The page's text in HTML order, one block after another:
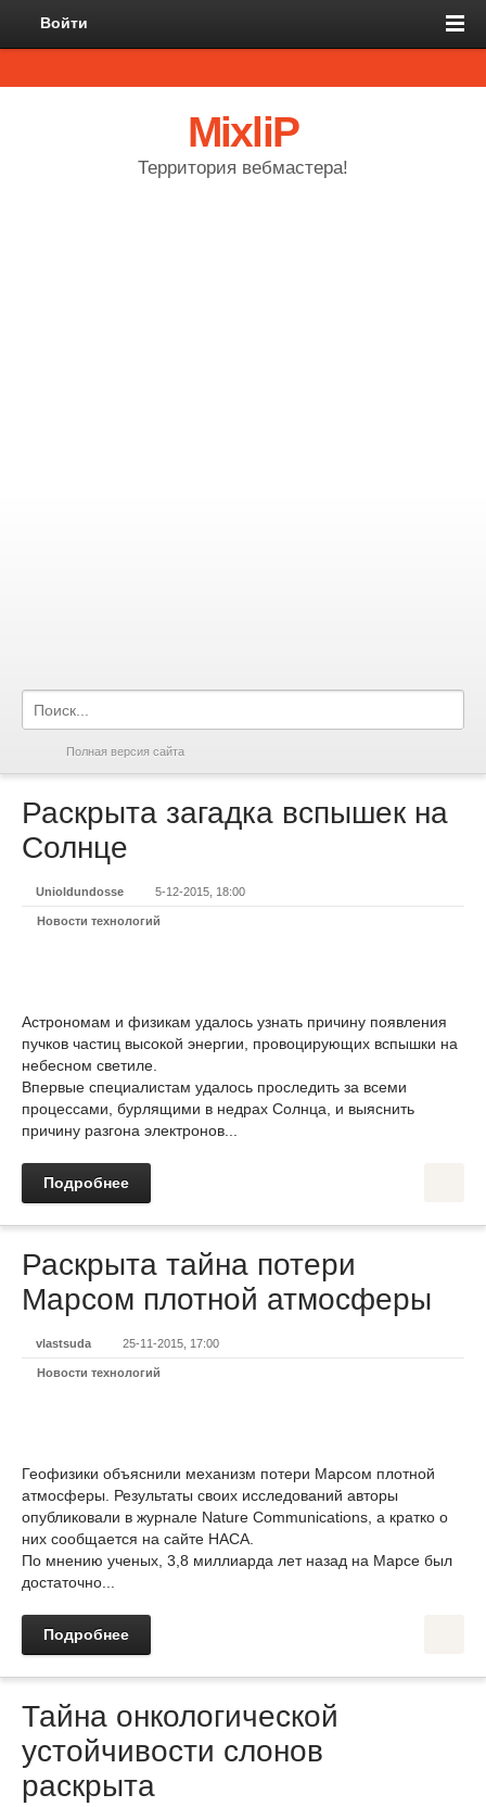
Войти
MixliP
Территория вебмастера!
Полная версия сайта
Раскрыта загадка вспышек на
Солнце
Unioldundosse 5-12-2015, 18:00
Новости технологий
Астрономам и физикам удалось узнать причину появления
пучков частиц высокой энергии, провоцирующих вспышки на
небесном светиле.
Впервые специалистам удалось проследить за всеми
процессами, бурлящими в недрах Солнца, и выяснить
причину разгона электронов...
Подробнее
Раскрыта тайна потери
Марсом плотной атмосферы
vlastsuda 25-11-2015, 17:00
Новости технологий
Геофизики объяснили механизм потери Марсом плотной
атмосферы. Результаты своих исследований авторы
опубликовали в журнале Nature Communications, а кратко о
них сообщается на сайте НАСА.
По мнению ученых, 3,8 миллиарда лет назад на Марсе был
достаточно...
Подробнее
Тайна онкологической
устойчивости слонов
раскрыта